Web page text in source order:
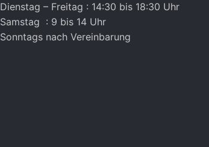
Dienstag – Freitag : 14:30 bis 18:30 Uhr
Samstag : 9 bis 14 Uhr
Sonntags nach Vereinbarung